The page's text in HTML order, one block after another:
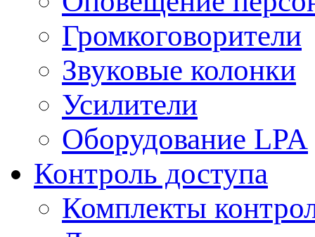
Громкоговорители
Звуковые колонки
Усилители
Оборудование LPA
Контроль доступа
Комплекты